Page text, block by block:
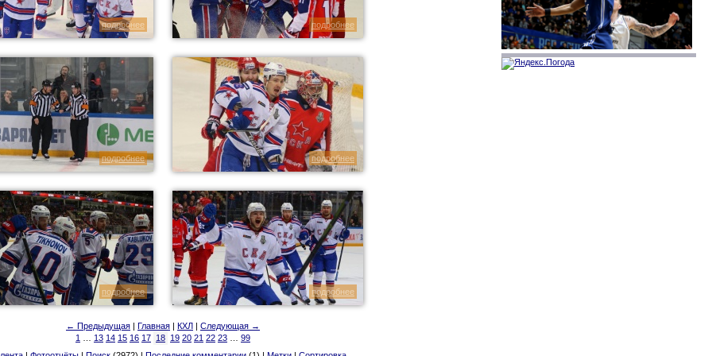
подробнее подробнее
подробнее подробнее
подробнее подробнее
← Предыдущая | Главная | КХЛ | Следующая →
1
13 14 15 16 17 18 19 20 21 22 23
99